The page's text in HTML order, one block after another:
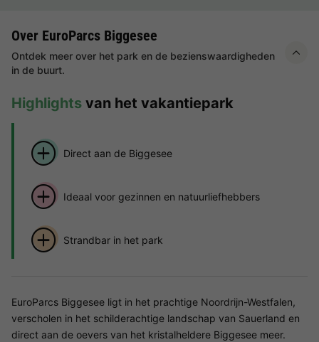
Over EuroParcs Biggesee
Ontdek meer over het park en de bezienswaardigheden
in de buurt.
Highlights van het vakantiepark
Direct aan de Biggesee
Ideaal voor gezinnen en natuurliefhebbers
Strandbar in het park
EuroParcs Biggesee ligt in het prachtige Noordrijn-Westfalen,
verscholen in het schilderachtige landschap van Sauerland en
direct aan de oevers van het kristalheldere Biggesee meer.